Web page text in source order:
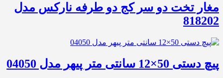
مغار تخت دو سر کج دو طرفه نارکس مدل
818202
پیچ دستی 50×12 سانتی متر پیهر مدل 04050